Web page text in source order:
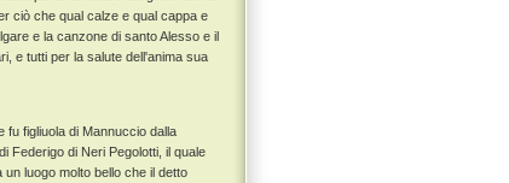
ciò che qual calze e qual cappa e
e la canzone di santo Alesso e il
e tutti per la salute dell'anima sua
figliuola di Mannuccio dalla
Federigo di Neri Pegolotti, il quale
luogo molto bello che il detto